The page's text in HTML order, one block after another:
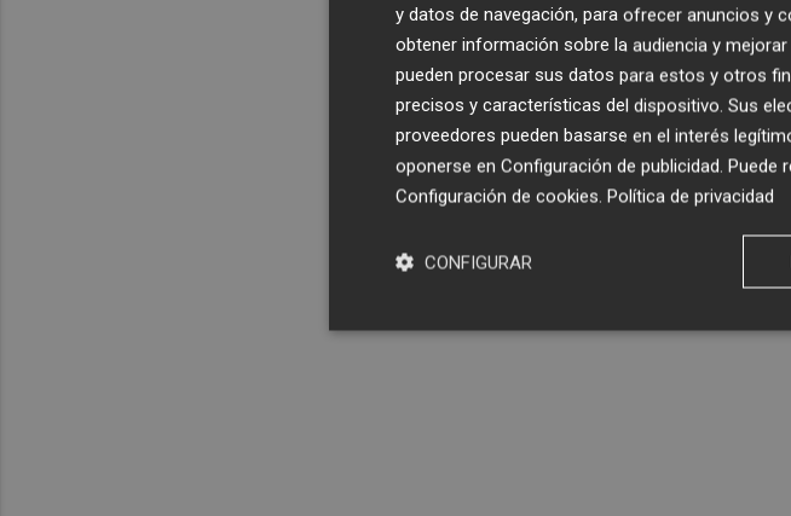
y datos de navegación, para ofrecer anuncios y
obtener información sobre la audiencia y
pueden procesar sus datos para estos y otros
precisos y características del dispositivo. Sus
proveedores pueden basarse en el interés
oponerse en Configuración de publicidad. Puede
Configuración de cookies. Política de privacidad
CONFIGURAR